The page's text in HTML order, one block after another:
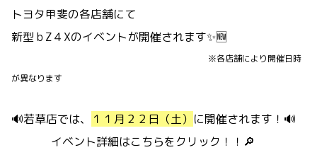
トヨタ甲斐の各店舗にて
新型ｂZ４Xのイベントが開催されます✨🆕
※各店舗により開催日時
が異なります
🔊若草店では、 １１月２２日（土） に開催されます！🔊
イベント詳細はこちらをクリック！！🔎